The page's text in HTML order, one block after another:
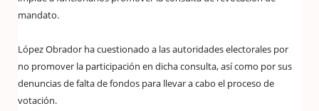
mandato.
López Obrador ha cuestionado a las autoridades electorales por
no promover la participación en dicha consulta, así como por sus
denuncias de falta de fondos para llevar a cabo el proceso de
votación.